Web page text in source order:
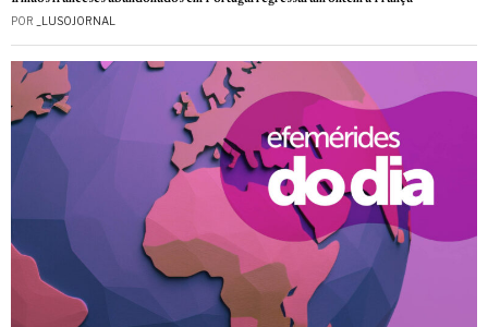
POR _LUSOJORNAL